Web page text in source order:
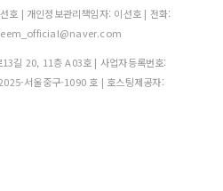
호 | 개인정보관리책임자: 이선호 | 전화:
길 20, 11층 A03호 | 사업자등록번호:
서울중구-1090 호 | 호스팅제공자: